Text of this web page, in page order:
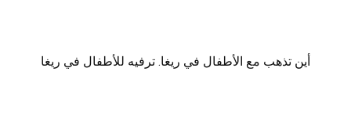
أين تذهب مع الأطفال في ريغا. ترفيه للأطفال في ريغا